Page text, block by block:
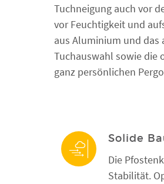
Tuchneigung auch vor
vor Feuchtigkeit und
aus Aluminium und das
Tuchauswahl sowie die
ganz persönlichen
Solide
Die
Stabilität.